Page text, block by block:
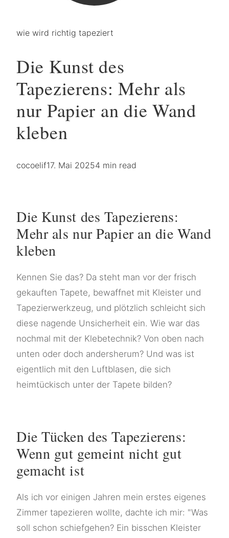
wie wird richtig tapeziert
Die Kunst des
Tapezierens: Mehr als
nur Papier an die Wand
kleben
cocoelif17. Mai 20254 min read
Die Kunst des Tapezierens:
Mehr als nur Papier an die Wand
kleben
Kennen Sie das? Da steht man vor der frisch
gekauften Tapete, bewaffnet mit Kleister und
Tapezierwerkzeug, und plötzlich schleicht sich
diese nagende Unsicherheit ein. Wie war das
nochmal mit der Klebetechnik? Von oben nach
unten oder doch andersherum? Und was ist
eigentlich mit den Luftblasen, die sich
heimtückisch unter der Tapete bilden?
Die Tücken des Tapezierens:
Wenn gut gemeint nicht gut
gemacht ist
Als ich vor einigen Jahren mein erstes eigenes
Zimmer tapezieren wollte, dachte ich mir: "Was
soll schon schiefgehen? Ein bisschen Kleister